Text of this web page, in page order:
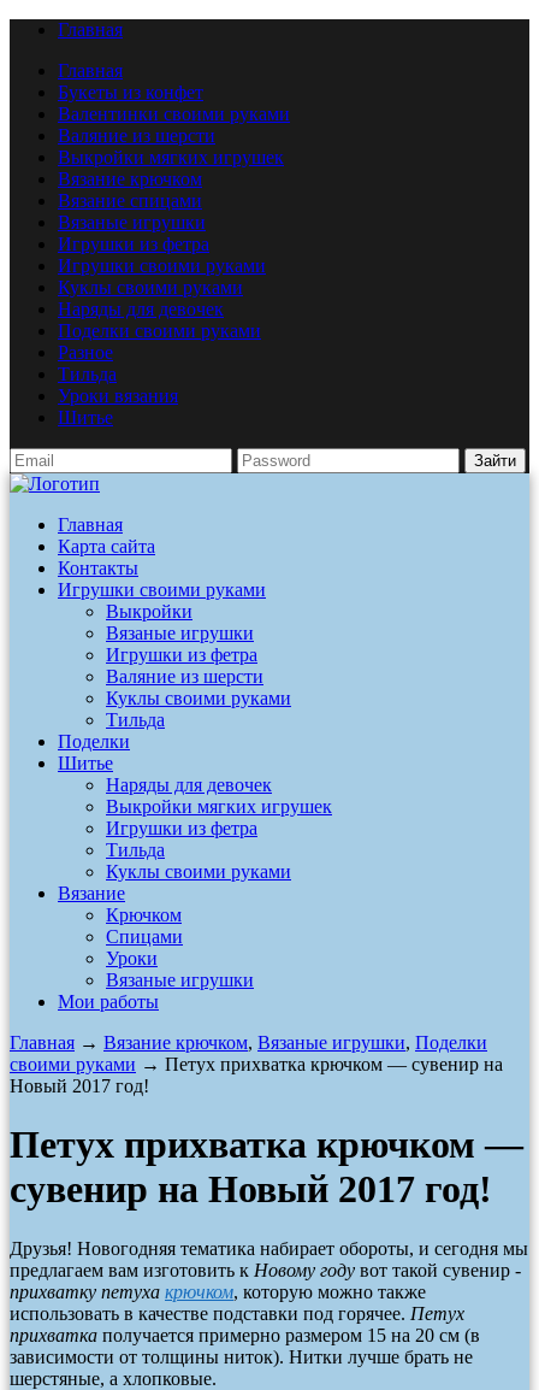
Главная
Главная
Букеты из конфет
Валентинки своими руками
Валяние из шерсти
Выкройки мягких игрушек
Вязание крючком
Вязание спицами
Вязаные игрушки
Игрушки из фетра
Игрушки своими руками
Куклы своими руками
Наряды для девочек
Поделки своими руками
Разное
Тильда
Уроки вязания
Шитье
Зайти
Главная
Карта сайта
Контакты
Игрушки своими руками
Выкройки
Вязаные игрушки
Игрушки из фетра
Валяние из шерсти
Куклы своими руками
Тильда
Поделки
Шитье
Наряды для девочек
Выкройки мягких игрушек
Игрушки из фетра
Тильда
Куклы своими руками
Вязание
Крючком
Спицами
Уроки
Вязаные игрушки
Мои работы
Главная → Вязание крючком, Вязаные игрушки, Поделки
своими руками → Петух прихватка крючком — сувенир на
Новый 2017 год!
Петух прихватка крючком —
сувенир на Новый 2017 год!
Друзья! Новогодняя тематика набирает обороты, и сегодня мы
предлагаем вам изготовить к Новому году вот такой сувенир -
прихватку петуха крючком, которую можно также
использовать в качестве подставки под горячее. Петух
прихватка получается примерно размером 15 на 20 см (в
зависимости от толщины ниток). Нитки лучше брать не
шерстяные, а хлопковые.